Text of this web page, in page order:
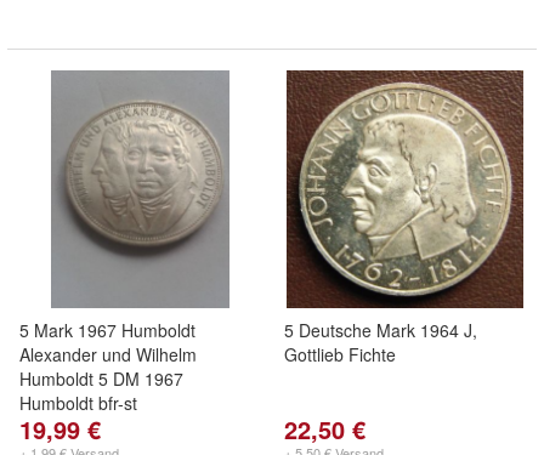
5 Mark 1967 Humboldt
Alexander und Wilhelm
Humboldt 5 DM 1967
Humboldt bfr-st
19,99 €
5 Deutsche Mark 1964 J,
Gottlieb Fichte
22,50 €